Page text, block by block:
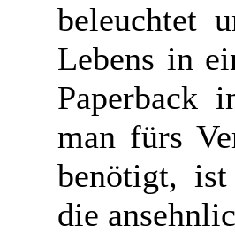
beleuchtet
Lebens in
Paperback
man fürs
benötigt,
die